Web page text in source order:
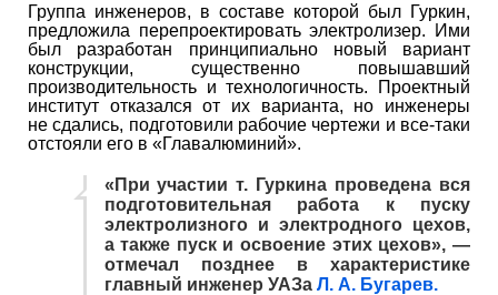
Группа инженеров, в составе которой был Гуркин,
предложила перепроектировать электролизер. Ими
был разработан принципиально новый вариант
конструкции, существенно повышавший
производительность и технологичность. Проектный
институт отказался от их варианта, но инженеры
не сдались, подготовили рабочие чертежи и все-таки
отстояли его в «Главалюминий».
«При участии т. Гуркина проведена вся
подготовительная работа к пуску
электролизного и электродного цехов,
а также пуск и освоение этих цехов», —
отмечал позднее в характеристике
главный инженер УАЗа Л. А. Бугарев.